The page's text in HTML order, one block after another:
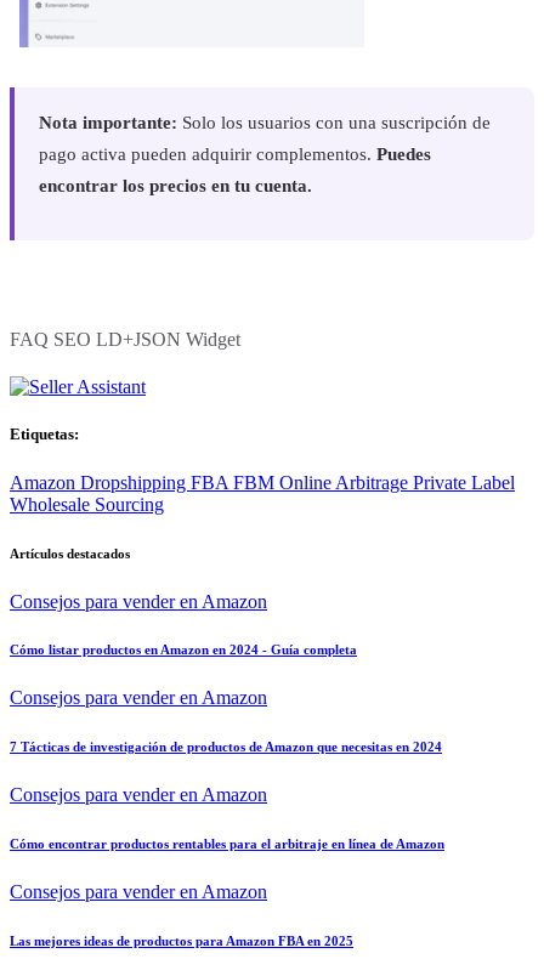
Nota importante: Solo los usuarios con una suscripción de
pago activa pueden adquirir complementos. Puedes
encontrar los precios en tu cuenta.
FAQ SEO LD+JSON Widget
Etiquetas:
Amazon Dropshipping FBA FBM Online Arbitrage Private Label
Wholesale Sourcing
Artículos destacados
Consejos para vender en Amazon
Cómo listar productos en Amazon en 2024 - Guía completa
Consejos para vender en Amazon
7 Tácticas de investigación de productos de Amazon que necesitas en 2024
Consejos para vender en Amazon
Cómo encontrar productos rentables para el arbitraje en línea de Amazon
Consejos para vender en Amazon
Las mejores ideas de productos para Amazon FBA en 2025